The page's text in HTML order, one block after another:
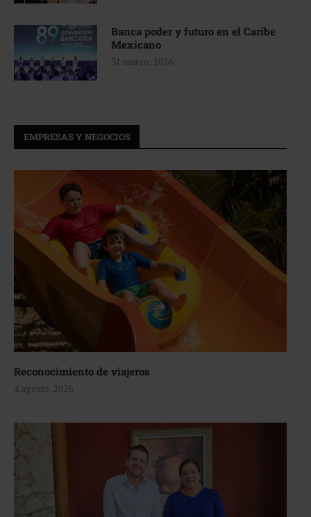
Banca poder y futuro en el Caribe
Mexicano
31 marzo, 2026
EMPRESAS Y NEGOCIOS
Reconocimiento de viajeros
4 agosto, 2026